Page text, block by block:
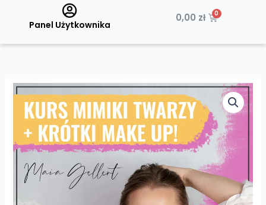
Panel Użytkownika
0,00 zł Wózek
ilość
Kurs
mimiki
twarzy
+
krótki
make